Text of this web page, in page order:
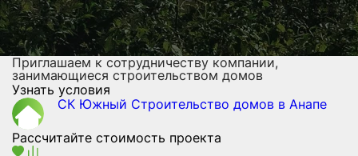
Приглашаем к сотрудничеству компании,
занимающиеся строительством домов
Узнать условия
СК Южный Строительство домов в Анапе
Рассчитайте стоимость проекта